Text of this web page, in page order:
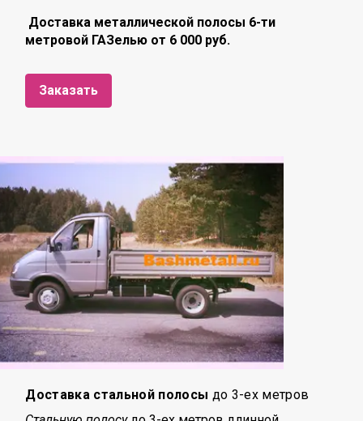
Доставка металлической полосы 6-ти
метровой ГАЗелью от 6 000 руб.
Заказать
Доставка стальной полосы до 3-ех метров